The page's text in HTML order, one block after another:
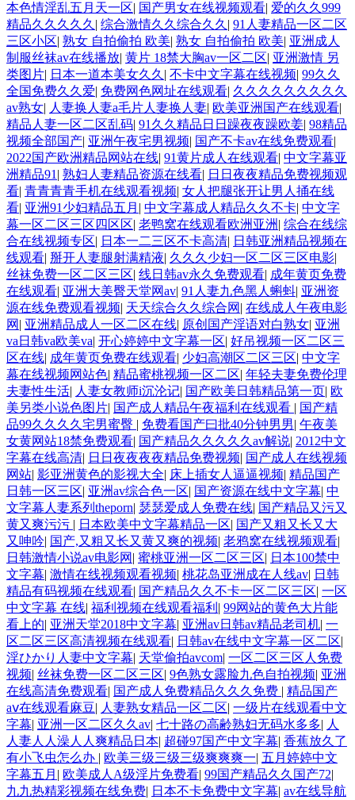
本色情淫乱五月天一区| 国产男女在线视频观看| 爱的久久999
精品久久久久久 | 综合激情久久综合久久 | 91人妻精品一区二区
三区小区| 熟女 自拍偷拍 欧美| 熟女 自拍偷拍 欧美| 亚洲成人
制服丝袜av在线播放| 黄片 18禁大胸av一区二区| 亚洲激情 另
类图片| 日本一道本美女久久 | 不卡中文字幕在线视频| 99久久
全国免费久久爱| 免费网色网址在线观看| 久久久久久久久久久
av熟女| 人妻换人妻a毛片人妻换人妻| 欧美亚洲国产在线观看|
精品人妻一区二区乱码| 91久久精品日日躁夜夜躁欧姜| 98精品
视频全部国产| 亚洲午夜宅男视频| 国产不卡av在线免费观看|
2022国产欧洲精品网站在线| 91黄片成人在线观看| 中文字幕亚
洲精品91 | 熟妇人妻精品资源在线看| 日日夜夜精品免费视频观
看| 青青青青手机在线观看视频| 女人把腿张开让男人捅在线
看| 亚洲91少妇精品五月 | 中文字幕成人精品久久不卡| 中文字
幕一区二区三区四区区| 老鸭窝在线观看欧洲亚洲 | 综合在线综
合在线视频专区| 日本一二三区不卡高清| 日韩亚洲精品视频在
线观看| 掰开人妻腿射满精液| 久久久少妇一区二区三区电影|
丝袜免费一区二区三区| 线日韩av永久免费观看| 成年黄页免费
在线观看| 亚洲大美臀天堂网av| 91人妻九色黑人蝌蚪| 亚洲资
源在线免费观看视频| 天天综合久久综合网 | 在线成人午夜电影
网 | 亚洲精品成人一区二区在线| 原创国产淫语对白熟女| 亚洲
va日韩va欧美va| 开心婷婷中文字幕一区| 好吊视频一区二区三
区在线| 成年黄页免费在线观看| 少妇高潮区二区三区| 中文字
幕在线视频网站色| 精品蜜桃视频一区二区| 年轻夫妻免费伦理
夫妻性生活| 人妻女教师i沉沦记| 国产欧美日韩精品第一页| 欧
美另类小说色图片| 国产成人精品午夜福利在线观看 | 国产精
品99久久久久宅男蜜臀 | 免费看国产曰批40分钟男男| 午夜美
女黄网站18禁免费观看| 国产精品久久久久久av解说| 2012中文
字幕在线高清| 日日夜夜夜夜精品免费视频| 国产成人在线视频
网站| 影亚洲黄色的影视大全| 床上插女人逼逼视频| 精品国产
日韩一区三区| 亚洲av综合色一区| 国产资源在线中文字幕| 中
文字幕人妻系列theporn| 瑟瑟爱成人免费在线| 国产精品又污又
黄又爽污污 | 日本欧美中文字幕精品一区| 国产又粗又长又大
又呻吟| 国产,又粗又长又黄又爽的视频| 老鸦窝在线视频观看|
日韩激情小说av电影网 | 蜜桃亚洲一区二区三区| 日本100禁中
文字幕| 激情在线视频观看视频| 桃花岛亚洲成在人线av| 日韩
精品有码视频在线观看| 国产精品久久不卡一区二区三区| 一区
中文字幕 在线| 福利视频在线观看福利 | 99网站的黄色大片能
看上的| 亚洲天堂2018中文字幕| 亚洲av日韩av精品老司机| 一
区二区三区高清视频在线观看| 日韩av在线中文字幕一区二区|
淫ひかり人妻中文字幕| 天堂偷拍avcom| 一区二区三区人免费
视频| 丝袜免费一区二区三区| 9色熟女露脸九色自拍视频| 亚洲
在线高清免费观看| 国产成人免费精品久久久免费 | 精品国产
aⅴ在线观看麻豆| 人妻熟女精品一区二区| 一级片在线观看中文
字幕| 亚洲一区二区久久av| 七十路の高齢熟妇无码水多多| 人
人妻人人澡人人爽精品日本| 超碰97国产中文字幕| 香蕉放久了
有小飞虫怎么办 | 欧美三级三级三级爽爽爽一| 五月婷婷中文
字幕五月 | 欧美成人A级淫片免费看| 99国产精品久久国产72|
九九热精彩视频在线免费| 日本不卡免费中文字幕| av在线导航